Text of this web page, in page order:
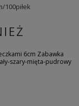
100piłek
6cm Zabawka
szary-mięta-pudrowy